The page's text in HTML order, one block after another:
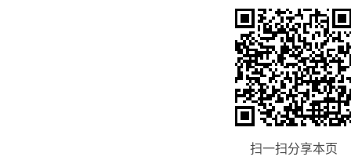
扫一扫分享本页